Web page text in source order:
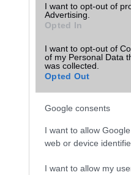
I want to opt-out of
Advertising.
Opted In
I want to opt-out of
of my Personal Data
was collected.
Opted Out
Google consents
I want to allow
web or device
I want to allow my
Kattintson ide a Telefonguru
A cikkhez kapcsolódó linkek: